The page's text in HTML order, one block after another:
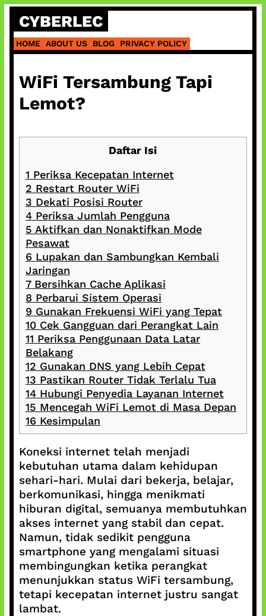
Skip
content
CYBERLEC
HOME ABOUT US BLOG PRIVACY POLICY
WiFi Tersambung Tapi
Lemot?
Daftar Isi
1 Periksa Kecepatan Internet
2 Restart Router WiFi
3 Dekati Posisi Router
4Periksa Jumlah Pengguna
5 Aktifkan dan Nonaktifkan Mode
Pesawat
6 Lupakan dan Sambungkan Kembali
Jaringan
7Bersihkan Cache Aplikasi
8 Perbarui Sistem Operasi
9 Gunakan Frekuensi WiFi yang Tepat
10Cek Gangguan dari Perangkat Lain
11 Periksa Penggunaan Data Latar
Belakang
12 Gunakan DNS yang Lebih Cepat
13 Pastikan Router Tidak Terlalu Tua
14Hubungi Penyedia Layanan Internet
15 Mencegah WiFi Lemot di Masa Depan
16 Kesimpulan
Koneksi internet telah menjadi
kebutuhan utama dalam kehidupan
sehari-hari. Mulai dari bekerja, belajar,
berkomunikasi, hingga menikmati
hiburan digital, semuanya membutuhkan
akses internet yang stabil dan cepat.
Namun, tidak sedikit pengguna
smartphone yang mengalami situasi
membingungkan ketika perangkat
menunjukkan status WiFi tersambung,
tetapi kecepatan internet justru sangat
lambat.